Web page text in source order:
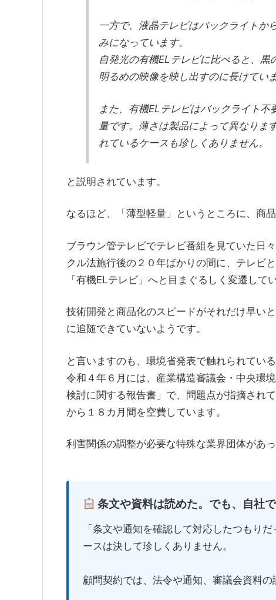
一方で、液晶テレビはバックライトか
みになっています。
自発光の有機ELテレビに比べると、
明るめの映像を映し出すのに長けていま
また、有機ELテレビはバックライト
量です。薄さは製品によって異なりま
れているケースも珍しくありません。
と説明されています。
なるほど、「薄型軽量」というところに、商
ブラウン管テレビでテレビ番組を見ていた日
クル法施行後の２０年ばかりの間に、テレビ
「有機ELテレビ」へと目まぐるしく変遷してい
技術開発と商品化のスピードがそれだけ早い
に追随できていないようです。
と言いますのも、環境省発表で触れられている
令和４年６月には、産業構造審議会・中央環
検討に関する報告書」で、問題点が指摘され
から１８カ月間を空費しています。
利害関係の調整が必要な特殊な業界団体があ
条文や資料は読めた。でも、自社
「条文や通知を確認して対応したつもり
ースは決して珍しくありません。
顧問契約では、法令や通知、審議会資料の